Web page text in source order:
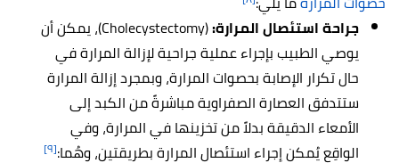
جراحة استئصال المرارة:
(Cholecystectomy)، يمكن أن
يوصي الطبيب بإجراء عملية جراحية لإزالة المرارة في
حال تكرار الإصابة بحصوات المرارة، وبمجرد إزالة المرارة
ستتدفق العصارة الصفراوية مباشرةً من الكبد إلى
الأمعاء الدقيقة بدلاً من تخزينها في المرارة، وفي
الواقِع يُمكن إجراء استئصال المرارة بطريقتين، وهُما:[٩]